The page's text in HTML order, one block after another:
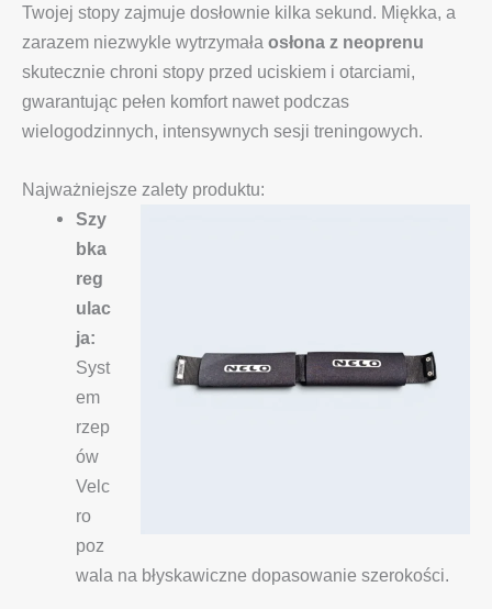
Twojej stopy zajmuje dosłownie kilka sekund. Miękka, a
zarazem niezwykle wytrzymała osłona z neoprenu
skutecznie chroni stopy przed uciskiem i otarciami,
gwarantując pełen komfort nawet podczas
wielogodzinnych, intensywnych sesji treningowych.
Najważniejsze zalety produktu:
Szy
bka
reg
ulac
ja:
Syst
em
rzep
ów
Velc
ro
poz
wala na błyskawiczne dopasowanie szerokości.